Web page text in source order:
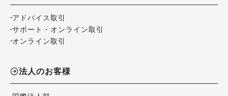
アドバイス取引
サポート・オンライン取引
オンライン取引
法人のお客様